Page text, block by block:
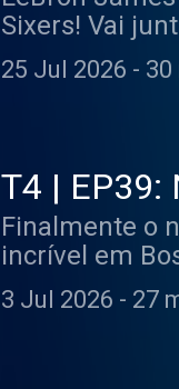
Sixers! Vai
melhor
25 Jul 2026 - 30
T4 | EP39:
Finalmente o
incrível em
3 Jul 2026 - 27